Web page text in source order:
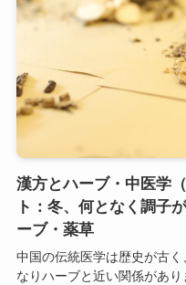
漢方とハーブ・中医学
ト：冬、何となく調子
ーブ・薬草
中国の伝統医学は歴史が古
なりハーブと近い関係があ